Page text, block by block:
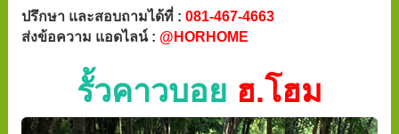
ปรึกษา และสอบถามได้ที่ : 081-467-4663
ส่งข้อความ แอดไลน์ : @HORHOME
รั้วคาวบอย ฮ.โฮม